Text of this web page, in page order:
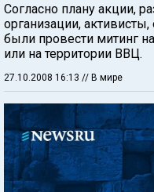
Согласно плану акции,
организации,
были провести митинг
или на территории ВВЦ.
27.10.2008 16:13 // В мире